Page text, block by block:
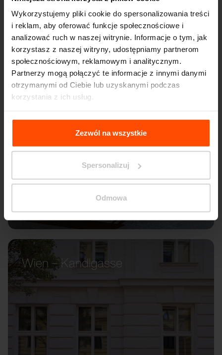
Wykorzystujemy pliki cookie do spersonalizowania treści
i reklam, aby oferować funkcje społecznościowe i
analizować ruch w naszej witrynie. Informacje o tym, jak
korzystasz z naszej witryny, udostępniamy partnerom
społecznościowym, reklamowym i analitycznym.
Partnerzy mogą połączyć te informacje z innymi danymi
otrzymanymi od Ciebie lub uzyskanymi podczas
korzystania z ich usług.
Więcej informacji można znaleźć na stroniePrinciples
Relating to the Processing Personal Data
Zezwól na wszystkie
Spersonalizuj
Odmowa
Wien – Kandlgasse